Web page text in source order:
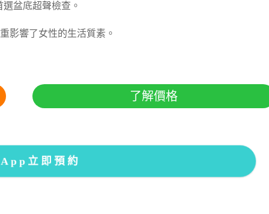
盆底超聲檢查。
影響了女性的生活質素。
了解價格
立即預約